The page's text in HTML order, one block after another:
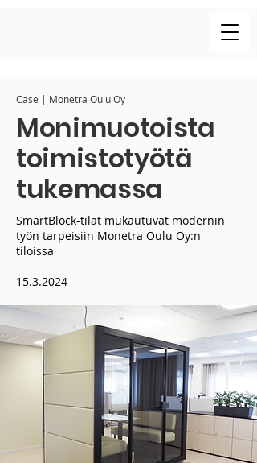
Case | Monetra Oulu Oy
Monimuotoista
toimistotyötä
tukemassa
SmartBlock-tilat mukautuvat modernin
työn tarpeisiin Monetra Oulu Oy:n
tiloissa
15.3.2024